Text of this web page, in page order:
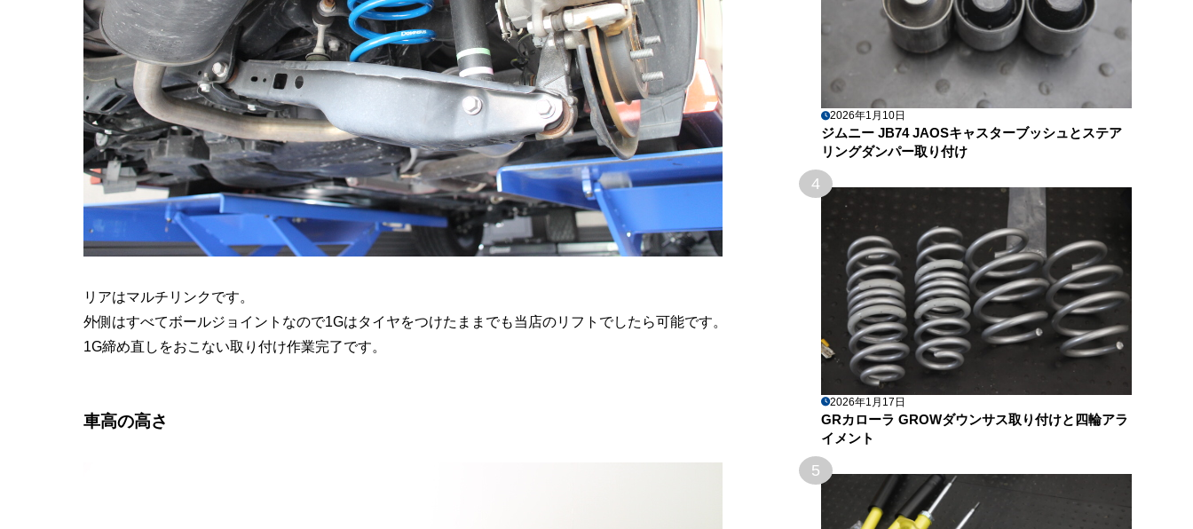
リアはマルチリンクです。
外側はすべてボールジョイントなので1Gはタイヤをつけたままでも当店のリフトでしたら可能です。
1G締め直しをおこない取り付け作業完了です。
車高の高さ
2026年1月10日
ジムニー JB74 JAOSキャスターブッシュとステア
リングダンパー取り付け
4
2026年1月17日
GRカローラ GROWダウンサス取り付けと四輪アラ
イメント
5